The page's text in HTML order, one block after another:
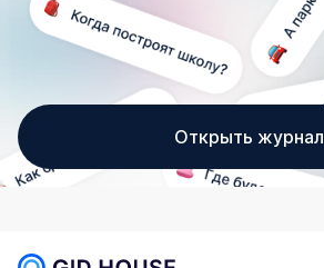
Открыть журнал